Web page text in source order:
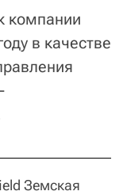
компании
в качестве
Земская